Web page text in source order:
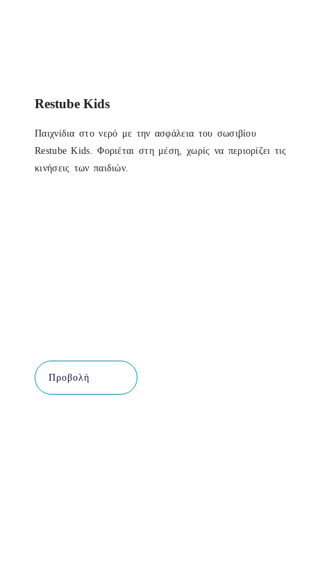
Restube Kids
Παιχνίδια στο νερό με την ασφάλεια του σωσιβίου
Restube Kids. Φοριέται στη μέση, χωρίς να περιορίζει τις
κινήσεις των παιδιών.
Προβολή